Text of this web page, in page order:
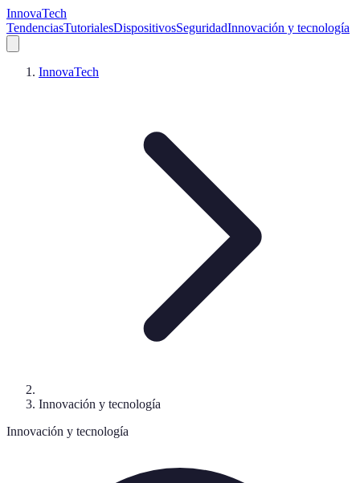
InnovaTech
TendenciasTutorialesDispositivosSeguridadInnovación y tecnología
InnovaTech
Innovación y tecnología
Innovación y tecnología